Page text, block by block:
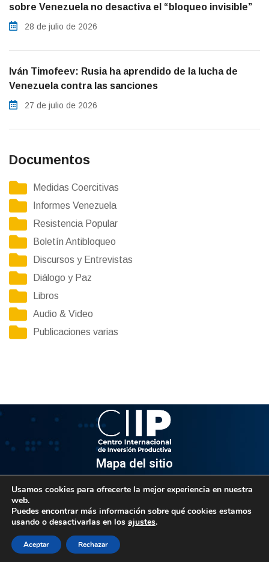
sobre Venezuela no desactiva el “bloqueo invisible”
28 de julio de 2026
Iván Timofeev: Rusia ha aprendido de la lucha de
Venezuela contra las sanciones
27 de julio de 2026
Documentos
Medidas Coercitivas
Informes Venezuela
Resistencia Popular
Boletín Antibloqueo
Discursos y Entrevistas
Diálogo y Paz
Libros
Audio & Video
Publicaciones varias
Mapa del sitio
Av. Venezuela, Edif. Epsilon Piso 3, Oficina 3-2, Sector el
Rosal, Chacao.
Caracas, Código Postal 1064
Info@observatorio.gob.ve
Usamos cookies para ofrecerte la mejor experiencia en nuestra
web.
Puedes encontrar más información sobre qué cookies estamos
usando o desactivarlas en los ajustes.
Aceptar Rechazar